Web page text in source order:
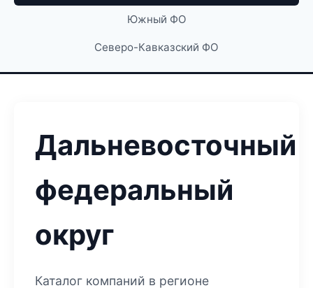
Южный ФО
Северо-Кавказский ФО
Дальневосточный
федеральный
округ
Каталог компаний в регионе